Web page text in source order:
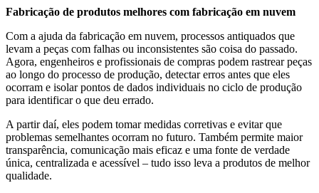
Fabricação de produtos melhores com fabricação em nuvem
Com a ajuda da fabricação em nuvem, processos antiquados que
levam a peças com falhas ou inconsistentes são coisa do passado.
Agora, engenheiros e profissionais de compras podem rastrear peças
ao longo do processo de produção, detectar erros antes que eles
ocorram e isolar pontos de dados individuais no ciclo de produção
para identificar o que deu errado.
A partir daí, eles podem tomar medidas corretivas e evitar que
problemas semelhantes ocorram no futuro. Também permite maior
transparência, comunicação mais eficaz e uma fonte de verdade
única, centralizada e acessível – tudo isso leva a produtos de melhor
qualidade.